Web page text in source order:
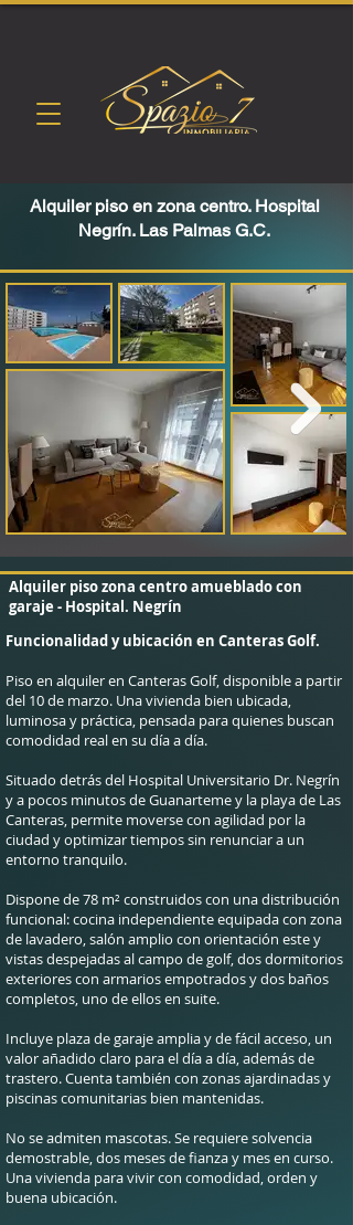
Alquiler piso en zona centro. Hospital
Negrín. Las Palmas G.C.
Alquiler piso zona centro amueblado con
garaje - Hospital. Negrín
Funcionalidad y ubicación en Canteras Golf.
Piso en alquiler en Canteras Golf, disponible a partir
del 10 de marzo. Una vivienda bien ubicada,
luminosa y práctica, pensada para quienes buscan
comodidad real en su día a día.
Situado detrás del Hospital Universitario Dr. Negrín
y a pocos minutos de Guanarteme y la playa de Las
Canteras, permite moverse con agilidad por la
ciudad y optimizar tiempos sin renunciar a un
entorno tranquilo.
Dispone de 78 m² construidos con una distribución
funcional: cocina independiente equipada con zona
de lavadero, salón amplio con orientación este y
vistas despejadas al campo de golf, dos dormitorios
exteriores con armarios empotrados y dos baños
completos, uno de ellos en suite.
Incluye plaza de garaje amplia y de fácil acceso, un
valor añadido claro para el día a día, además de
trastero. Cuenta también con zonas ajardinadas y
piscinas comunitarias bien mantenidas.
No se admiten mascotas. Se requiere solvencia
demostrable, dos meses de fianza y mes en curso.
Una vivienda para vivir con comodidad, orden y
buena ubicación.